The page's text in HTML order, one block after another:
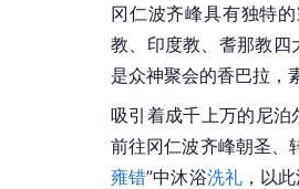
冈仁波齐峰具有独特
教、印度教、耆那教四
是众神聚会的香巴拉，
吸引着成千上万的尼泊
前往冈仁波齐峰朝圣、
雍错”中沐浴洗礼，以